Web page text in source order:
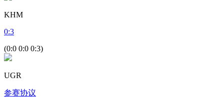
KHM
0:3
(0:0 0:0 0:3)
UGR
参赛协议